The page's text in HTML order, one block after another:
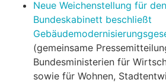
Neue Weichenstellung für
Bundeskabinett beschließt
(gemeinsame
Bundesministerien für
sowie für Wohnen,